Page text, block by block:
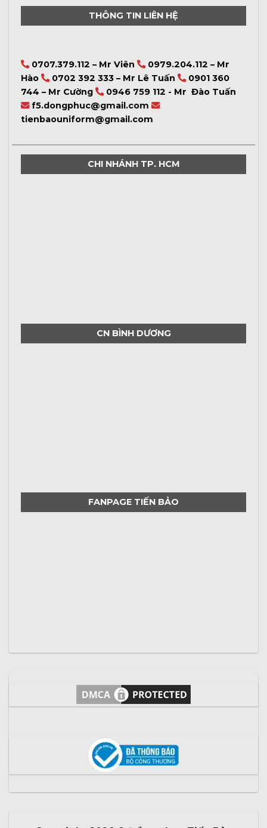
THÔNG TIN LIÊN HỆ
0707.379.112 – Mr Viên
0979.204.112 – Mr
Hào
0702 392 333 – Mr Lê Tuấn
0901 360
744 – Mr Cường
0946 759 112 - Mr Đào Tuấn
f5.dongphuc@gmail.com
tienbaouniform@gmail.com
CHI NHÁNH TP. HCM
CN BÌNH DƯƠNG
FANPAGE TIẾN BẢO